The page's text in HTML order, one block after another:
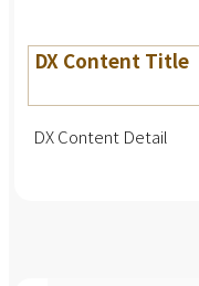
DX Content Title
DX Content Detail